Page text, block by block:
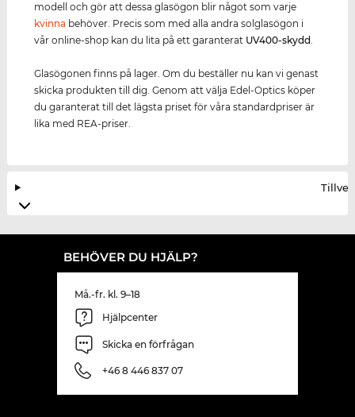
modell och gör att dessa glasögon blir något som varje
kvinna behöver. Precis som med alla andra solglasögon i
vår online-shop kan du lita på ett garanterat UV400-skydd
Glasögonen finns på lager. Om du beställer nu kan vi genast
skicka produkten till dig. Genom att välja Edel-Optics köper
du garanterat till det lägsta priset för våra standardpriser är
lika med REA-priser.
BEHÖVER DU HJÄLP?
Må.-fr. kl. 9–18
Hjälpcenter
Skicka en förfrågan
+46 8 446 837 07